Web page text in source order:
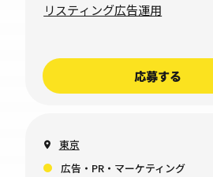
リスティング広告運用
応募する
東京
広告・PR・マーケティング